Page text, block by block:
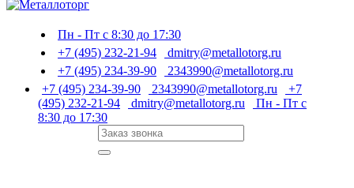
Пн - Пт с 8:30 до 17:30
+7 (495) 232-21-94
dmitry@metallotorg.ru
+7 (495) 234-39-90
2343990@metallotorg.ru
+7 (495) 234-39-90
2343990@metallotorg.ru
+7
(495) 232-21-94
dmitry@metallotorg.ru
Пн - Пт с
8:30 до 17:30